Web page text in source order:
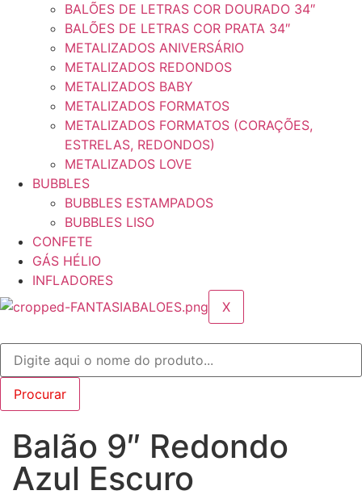
BALÕES DE LETRAS COR DOURADO 34″
BALÕES DE LETRAS COR PRATA 34″
METALIZADOS ANIVERSÁRIO
METALIZADOS REDONDOS
METALIZADOS BABY
METALIZADOS FORMATOS
METALIZADOS FORMATOS (CORAÇÕES,
ESTRELAS, REDONDOS)
METALIZADOS LOVE
BUBBLES
BUBBLES ESTAMPADOS
BUBBLES LISO
CONFETE
GÁS HÉLIO
INFLADORES
X
Balão 9″ Redondo
Azul Escuro